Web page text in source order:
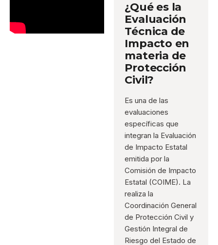
¿Qué es la
Evaluación
Técnica de
Impacto en
materia de
Protección
Civil?
Es una de las
evaluaciones
específicas que
integran la Evaluación
de Impacto Estatal
emitida por la
Comisión de Impacto
Estatal (COIME). La
realiza la
Coordinación General
de Protección Civil y
Gestión Integral de
Riesgo del Estado de